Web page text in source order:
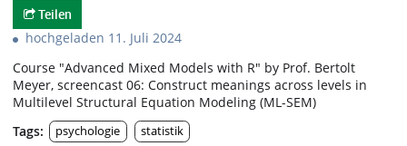
Teilen
hochgeladen 11. Juli 2024
Course "Advanced Mixed Models with R" by Prof. Bertolt
Meyer, screencast 06: Construct meanings across levels in
Multilevel Structural Equation Modeling (ML-SEM)
Tags:
psychologie statistik